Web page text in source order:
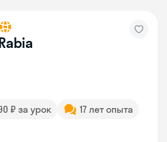
₽ за урок
17 лет опыта